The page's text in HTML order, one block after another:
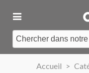
Accueil >